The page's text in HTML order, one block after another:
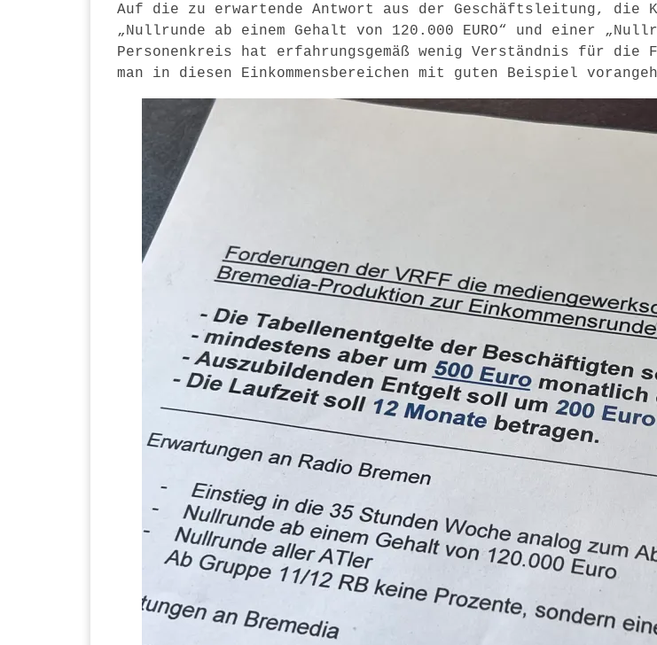
Auf die zu erwartende Antwort aus der Geschäftsleitung,
„Nullrunde ab einem Gehalt von 120.000 EURO“ und einer
Personenkreis hat erfahrungsgemäß wenig Verständnis für die
man in diesen Einkommensbereichen mit guten Beispiel